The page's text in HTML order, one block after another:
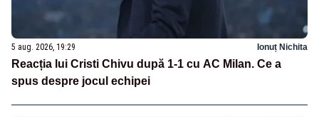
5 aug. 2026, 19:29 Ionuț Nichita
Reacția lui Cristi Chivu după 1-1 cu AC Milan. Ce a
spus despre jocul echipei